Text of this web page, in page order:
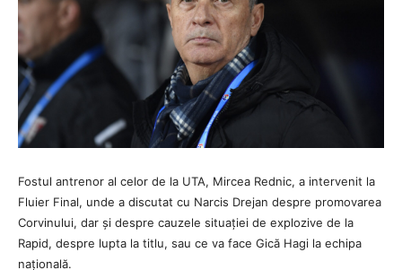
Fostul antrenor al celor de la UTA, Mircea Rednic, a intervenit la
Fluier Final, unde a discutat cu Narcis Drejan despre promovarea
Corvinului, dar și despre cauzele situației de explozive de la
Rapid, despre lupta la titlu, sau ce va face Gică Hagi la echipa
națională.